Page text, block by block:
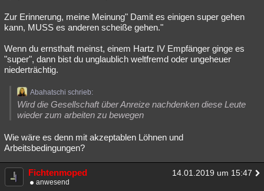
Zur Erinnerung, meine Meinung" Damit es einigen super gehen
kann, MUSS es anderen scheiße gehen."
Wenn du ernsthaft meinst, einem Hartz IV Empfänger ginge es
"super", dann bist du unglaublich weltfremd oder ungeheuer
niederträchtig.
Abahatschi schrieb:
Wird die Gesellschaft über Anreize nachdenken diese Leute
wieder zum arbeiten zu bewegen
Wie wäre es denn mit akzeptablen Löhnen und
Arbeitsbedingungen?
Fichtenmoped 14.01.2019 um 15:47
anwesend